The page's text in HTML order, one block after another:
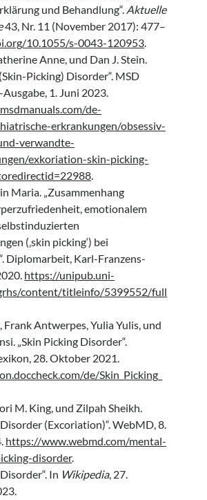
und Behandlung“. Aktuelle
43, Nr. 11 (November 2017): 477–
10.1055/s-0043-120953.
Anne, und Dan J. Stein.
Picking) Disorder“. MSD
1. Juni 2023.
de-
erkrankungen/obsessiv-
verwandte-
exkoriation-skin-picking-
.
Maria. „Zusammenhang
emotionalem
(‚skin picking‘) bei
Diplomarbeit, Karl-Franzens-
https://unipub.uni-
content/titleinfo/5399552/full
Frank Antwerpes, Yulia Yulis, und
„Skin Picking Disorder“.
28. Oktober 2021.
de/Skin_Picking_
M. King, und Zilpah Sheikh.
(Excoriation)“. WebMD, 8.
https://www.webmd.com/mental-
disorder.
In Wikipedia, 27.